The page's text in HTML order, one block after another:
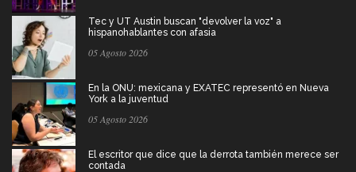
Tec y UT Austin buscan "devolver la voz" a
hispanohablantes con afasia
05 Agosto 2026
En la ONU: mexicana y EXATEC representó en Nueva
York a la juventud
05 Agosto 2026
El escritor que dice que la derrota también merece ser
contada